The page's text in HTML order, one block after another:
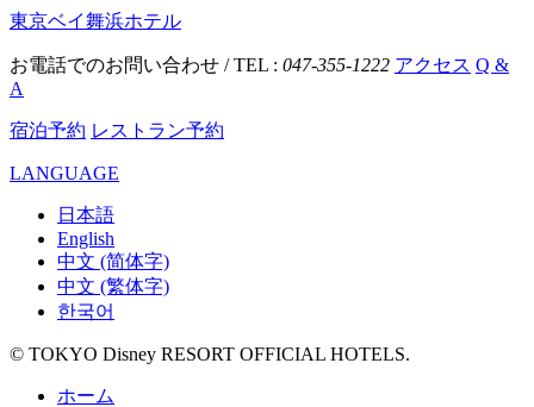
東京ベイ舞浜ホテル
お電話でのお問い合わせ / TEL : 047-355-1222 アクセス Q &
A
宿泊予約 レストラン予約
LANGUAGE
日本語
English
中文 (简体字)
中文 (繁体字)
한국어
© TOKYO Disney RESORT OFFICIAL HOTELS.
ホーム